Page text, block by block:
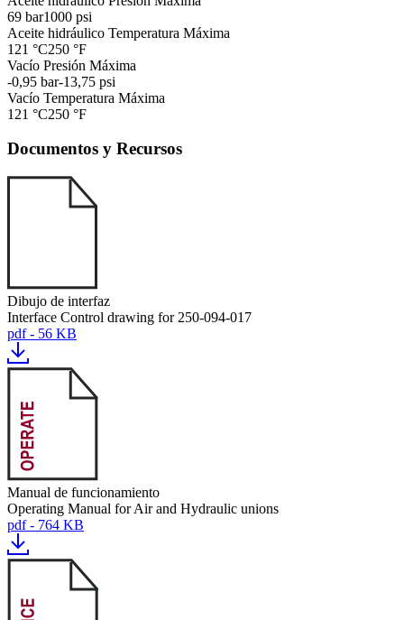
69 bar1000 psi
Aceite hidráulico Temperatura Máxima
121 °C250 °F
Vacío Presión Máxima
-0,95 bar-13,75 psi
Vacío Temperatura Máxima
121 °C250 °F
Documentos y Recursos
Dibujo de interfaz
Interface Control drawing for 250-094-017
pdf - 56 KB
Manual de funcionamiento
Operating Manual for Air and Hydraulic unions
pdf - 764 KB